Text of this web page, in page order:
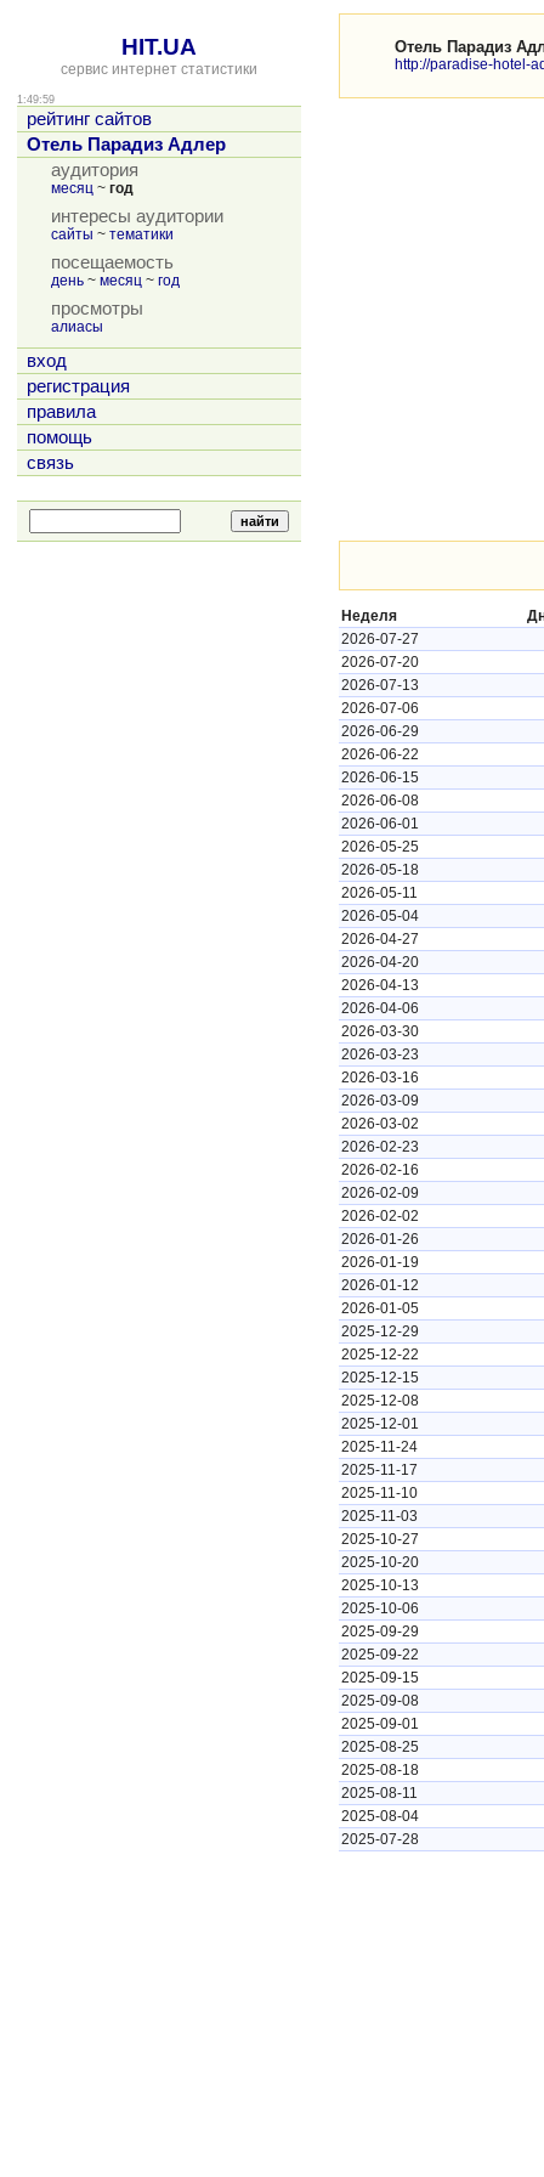
HIT.UA
сервис интернет статистики
1:49:59
рейтинг сайтов
Отель Парадиз Адлер
аудитория
месяц ~ год
интересы аудитории
сайты ~ тематики
посещаемость
день ~ месяц ~ год
просмотры
алиасы
вход
регистрация
правила
помощь
связь
Отель Парадиз
http://paradise-hotel-
Неделя
2026-07-27
2026-07-20
2026-07-13
2026-07-06
2026-06-29
2026-06-22
2026-06-15
2026-06-08
2026-06-01
2026-05-25
2026-05-18
2026-05-11
2026-05-04
2026-04-27
2026-04-20
2026-04-13
2026-04-06
2026-03-30
2026-03-23
2026-03-16
2026-03-09
2026-03-02
2026-02-23
2026-02-16
2026-02-09
2026-02-02
2026-01-26
2026-01-19
2026-01-12
2026-01-05
2025-12-29
2025-12-22
2025-12-15
2025-12-08
2025-12-01
2025-11-24
2025-11-17
2025-11-10
2025-11-03
2025-10-27
2025-10-20
2025-10-13
2025-10-06
2025-09-29
2025-09-22
2025-09-15
2025-09-08
2025-09-01
2025-08-25
2025-08-18
2025-08-11
2025-08-04
2025-07-28